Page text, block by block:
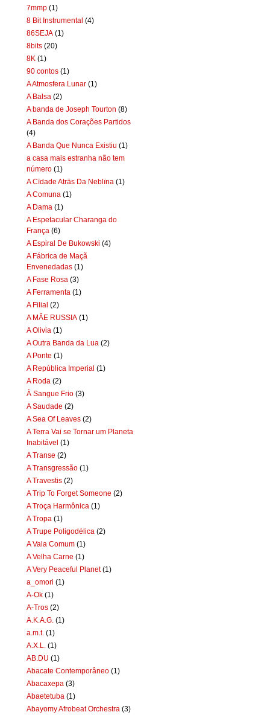
7mmp (1)
8 Bit Instrumental (4)
86SEJA (1)
8bits (20)
8K (1)
90 contos (1)
A Atmosfera Lunar (1)
A Balsa (2)
A banda de Joseph Tourton (8)
A Banda dos Corações Partidos
(4)
A Banda Que Nunca Existiu (1)
a casa mais estranha não tem
número (1)
A Cïdade Aträs Da Neblïna (1)
A Comuna (1)
A Dama (1)
A Espetacular Charanga do
França (6)
A Espiral De Bukowski (4)
A Fábrica de Maçã
Envenedadas (1)
A Fase Rosa (3)
A Ferramenta (1)
A Filial (2)
A MÃE RUSSIA (1)
A Olivia (1)
A Outra Banda da Lua (2)
A Ponte (1)
A República Imperial (1)
A Roda (2)
À Sangue Frio (3)
A Saudade (2)
A Sea Of Leaves (2)
A Terra Vai se Tornar um Planeta
Inabitável (1)
A Transe (2)
A Transgressão (1)
A Travestis (2)
A Trip To Forget Someone (2)
A Troça Harmônica (1)
A Tropa (1)
A Trupe Poligodélica (2)
A Vala Comum (1)
A Velha Carne (1)
A Very Peaceful Planet (1)
a_omori (1)
A-Ok (1)
A-Tros (2)
A.K.A.G. (1)
a.m.t. (1)
A.X.L.
(1)
AB.DU (1)
Abacate Contemporâneo (1)
Abacaxepa (3)
Abaetetuba (1)
Abayomy Afrobeat Orchestra (3)